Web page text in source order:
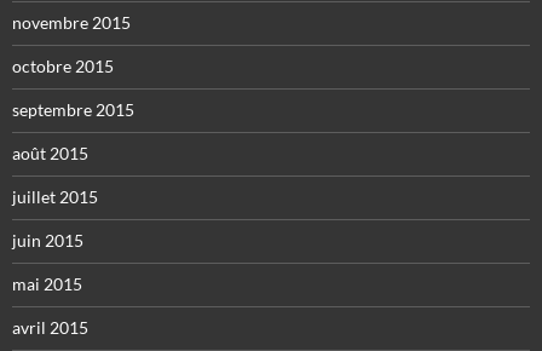
novembre 2015
octobre 2015
septembre 2015
août 2015
juillet 2015
juin 2015
mai 2015
avril 2015